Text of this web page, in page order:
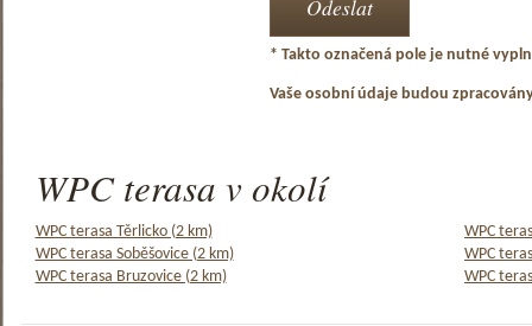
* Takto označená pole je nutné
Vaše osobní údaje budou
WPC terasa v okolí
WPC terasa Těrlicko (2 km)
WPC
WPC terasa Soběšovice (2 km)
WPC
WPC terasa Bruzovice (2 km)
WPC